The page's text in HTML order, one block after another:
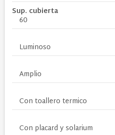
Sup. cubierta
60
Luminoso
Amplio
Con toallero termico
Con placard y solarium